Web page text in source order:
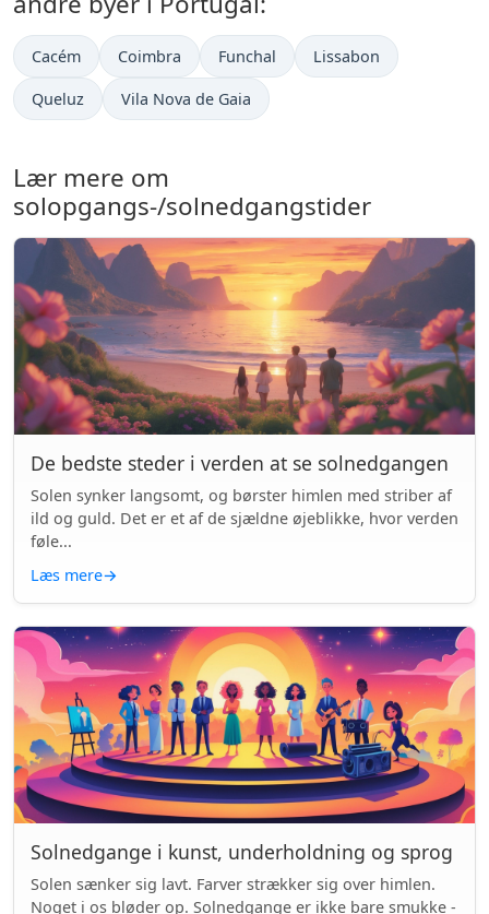
Cacém Coimbra Funchal Lissabon
Queluz Vila Nova de Gaia
Lær mere om
solopgangs-/solnedgangstider
De bedste steder i verden at se solnedgangen
Solen synker langsomt, og børster himlen med striber af
ild og guld. Det er et af de sjældne øjeblikke, hvor verden
føle...
Læs mere→
Solnedgange i kunst, underholdning og sprog
Solen sænker sig lavt. Farver strækker sig over himlen.
Noget i os bløder op. Solnedgange er ikke bare smukke -